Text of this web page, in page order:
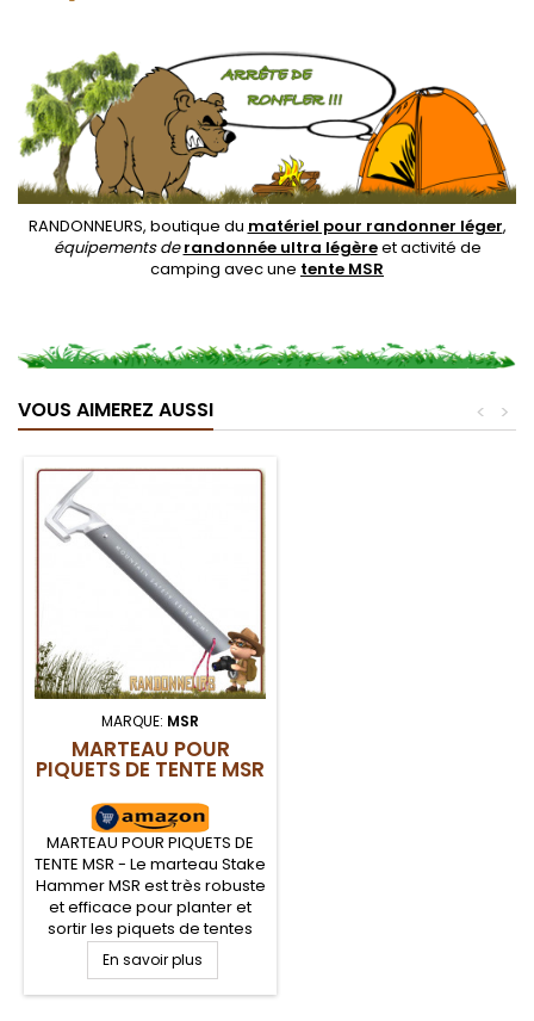
RANDONNEURS, boutique du matériel pour randonner léger,
équipements derandonnée ultra légèreet activité de
camping avec une tente MSR
VOUS AIMEREZ AUSSI >
<
MARQUE: MSR
MARTEAU POUR
PIQUETS DE TENTE MSR
MARTEAU POUR PIQUETS DE
TENTE MSR - Le marteau Stake
Hammer MSR est très robuste
et efficace pour planter et
sortir les piquets de tentes
randonnée légère MSR, et
cela en toutes situations,
même sur sols rocailleux.
En savoir plus